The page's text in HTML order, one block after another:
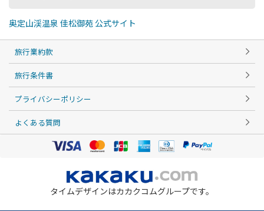
奥定山渓温泉 佳松御苑 公式サイト
旅行業約款
旅行条件書
プライバシーポリシー
よくある質問
タイムデザインはカカクコムグループです。